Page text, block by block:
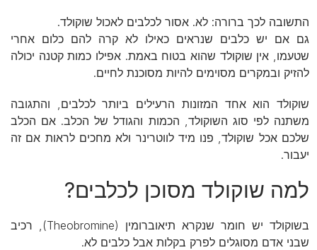
התשובה לכך ברורה: לא. אסור לכלבים לאכול שוקולד.
גם אם יש כלבים שנראים כאילו לא קרה להם כלום אחרי
שטעמו, אין שוקולד שהוא בטוח באמת. אפילו כמות קטנה יכולה
להזיק ובמקרים מסוימים להיות מסוכנת לחיים.
שוקולד הוא אחד המזונות הרעילים ביותר לכלבים, והתגובה
משתנה לפי סוג השוקולד, הכמות והגודל של הכלב. אם הכלב
שלכם אכל שוקולד, פנו מיד לווטרינר ולא מחכים לראות אם זה
יעבור.
למה שוקולד מסוכן לכלבים?
בשוקולד יש חומר שנקרא תיאוברומין (Theobromine), רכיב
שבני אדם מסוגלים לפרק בקלות אבל כלבים לא.